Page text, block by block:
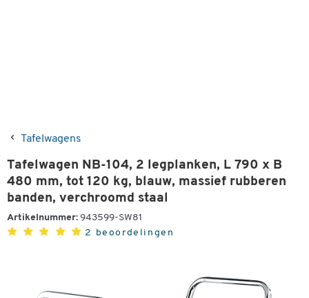
Tafelwagens
Tafelwagen NB-104, 2 legplanken, L 790 x B
480 mm, tot 120 kg, blauw, massief rubberen
banden, verchroomd staal
Artikelnummer: 943599-SW81
2 beoordelingen